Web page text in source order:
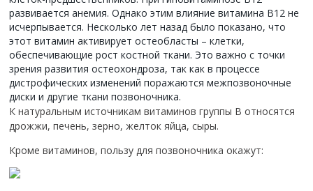
развивается анемия. Однако этим влияние витамина В12 не
исчерпывается. Несколько лет назад было показано, что
этот витамин активирует остеобласты – клетки,
обеспечивающие рост костной ткани. Это важно с точки
зрения развития остеохондроза, так как в процессе
дистрофических изменений поражаются межпозвоночные
диски и другие ткани позвоночника.
К натуральным источникам витаминов группы В относятся
дрожжи, печень, зерно, желток яйца, сыры.
Кроме витаминов, пользу для позвоночника окажут: